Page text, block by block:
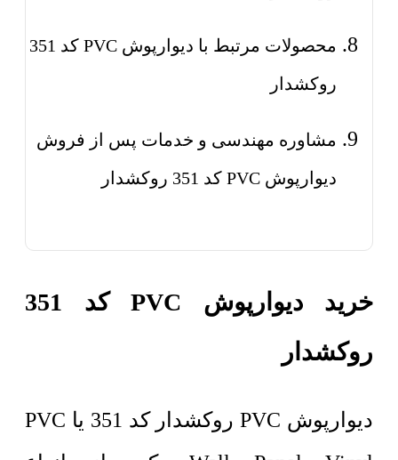
محصولات مرتبط با دیوارپوش PVC کد 351
روکشدار
مشاوره مهندسی و خدمات پس از فروش
دیوارپوش PVC کد 351 روکشدار
خرید دیوارپوش PVC کد 351
روکشدار
دیوارپوش PVC روکشدار کد 351 یا PVC